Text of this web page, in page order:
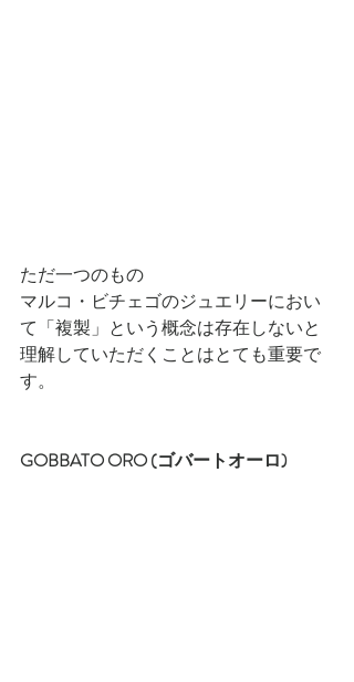
ただ一つのもの
マルコ・ビチェゴのジュエリーにおい
て「複製」という概念は存在しないと
理解していただくことはとても重要で
す。
GOBBATO ORO (ゴバートオーロ)